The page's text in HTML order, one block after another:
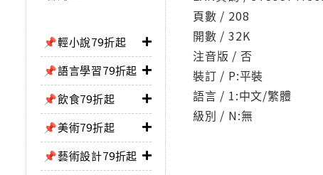
📌輕小說79折起
📌語言學習79折起
📌飲食79折起
📌美術79折起
📌藝術設計79折起
頁數 / 208
開數 / 32K
注音版 / 否
裝訂 / P:平裝
語言 / 1:中文/繁體
級別 / N:無